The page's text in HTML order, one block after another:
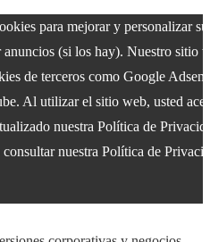
para mejorar y personalizar su
anuncios (si los hay). Nuestro sitio
de terceros como Google
Al utilizar el sitio web, usted
nuestra Política de
nuestra Política de